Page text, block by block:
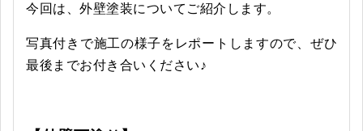
今回は、外壁塗装についてご紹介します。
写真付きで施工の様子をレポートしますので、ぜひ
最後までお付き合いください♪